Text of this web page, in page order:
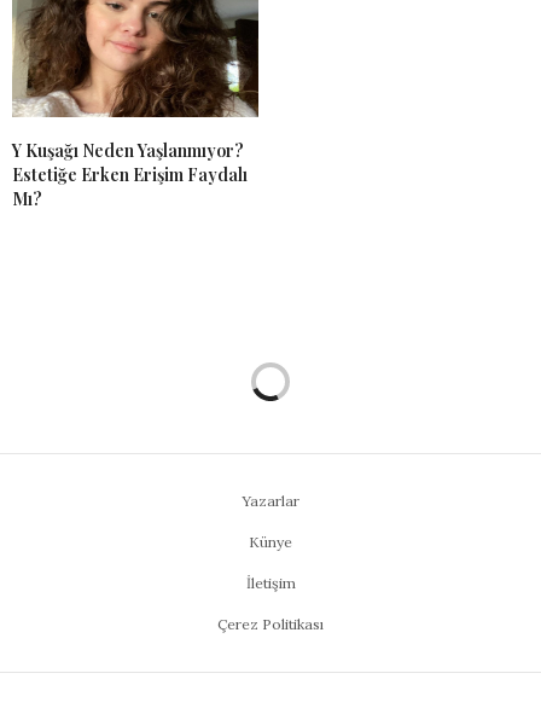
Y Kuşağı Neden Yaşlanmıyor?
Estetiğe Erken Erişim Faydalı
Mı?
Yazarlar
Künye
İletişim
Çerez Politikası